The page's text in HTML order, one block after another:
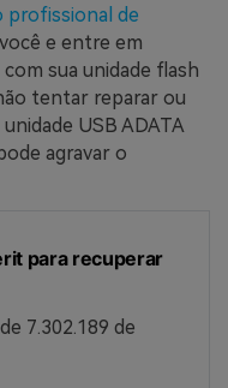
profissional de
e entre em
sua unidade flash
tentar reparar ou
USB ADATA
agravar o
para recuperar
7.302.189 de